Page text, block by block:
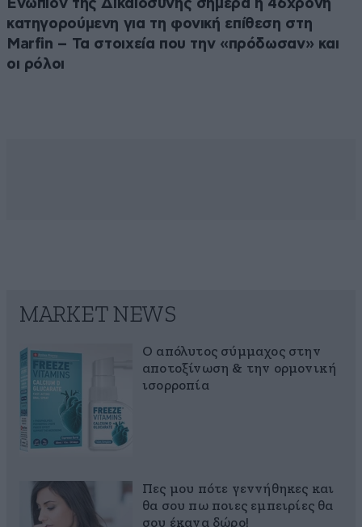
Ενώπιον της Δικαιοσύνης σήμερα η 46χρονη
κατηγορούμενη για τη φονική επίθεση στη
Marfin – Τα στοιχεία που την «πρόδωσαν» και
οι ρόλοι
MARKET NEWS
Ο απόλυτος σύμμαχος στην
αποτοξίνωση & την ορμονική
ισορροπία
Πες μου πότε γεννήθηκες και
θα σου πω ποιες εμπειρίες θα
σου έκανα δώρο!